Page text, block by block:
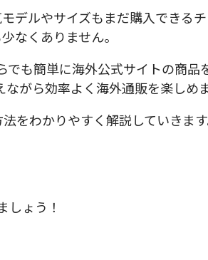
デルやサイズもまだ購入できる
なくありません。
でも簡単に海外公式サイトの商品
がら効率よく海外通販を楽しめま
をわかりやすく解説していきま
しょう！